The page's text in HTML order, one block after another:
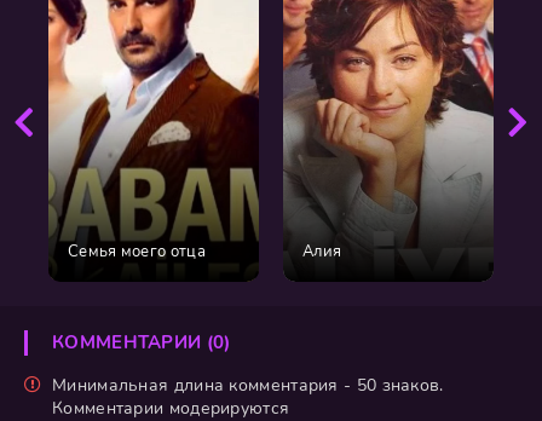
Семья моего отца Aлия
КОММЕНТАРИИ (0)
Минимальная длина комментария - 50 знаков.
Комментарии модерируются